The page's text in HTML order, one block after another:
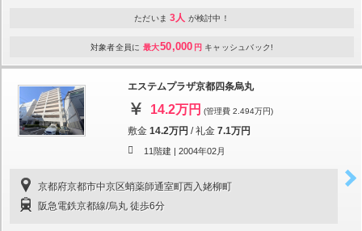
ただいま 3人 が検討中！
対象者全員に 最大50,000 円 キャッシュバック!
エステムプラザ京都四条烏丸
14.2万円 (管理費 2.494万円)
敷金 14.2万円 /礼金 7.1万円
11階建 | 2004年02月
京都府京都市中京区蛸薬師通室町西入姥柳町
阪急電鉄京都線/烏丸 徒歩6分